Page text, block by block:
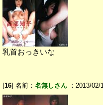
乳首おっきいな
[16] 名前： 名無しさん ：2013/